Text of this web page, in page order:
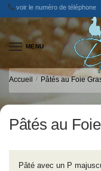
Skip
to
navigation
Skip
to
content
voir le numéro de téléphone
MENU
Accueil / Pâtés au Foie
Pâtés au
Pâté avec un P